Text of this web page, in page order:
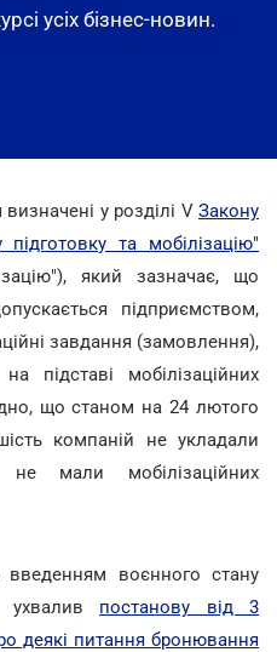
усіх бізнес-новин.
у розділі V Закону
та мобілізацію"
який зазначає, що
підприємством,
завдання (замовлення),
підставі мобілізаційних
що станом на 24 лютого
компаній не укладали
не мали мобілізаційних
воєнного стану
ухвалив постанову від 3
деякі питання бронювання